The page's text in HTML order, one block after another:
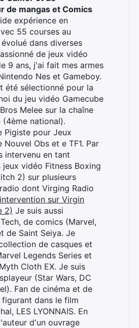
de mangas et Comics
expérience en
55 courses au
dans diverses
de jeux vidéo
9 ans, j'ai fait mes armes
Nes et Gameboy.
été sélectionné pour la
du jeu vidéo Gamecube
Melee sur la chaîne
(4ème national).
Pigiste pour Jeux
Nouvel Obs et e TF1. Par
intervenu en tant
vidéo Fitness Boxing
2) sur plusieurs
dont Virging Radio
sur Virgin
2) Je suis aussi
de comics (Marvel,
de Saint Seiya. Je
de casques et
Legends Series et
Cloth EX. Je suis
(Star Wars, DC
Fan de cinéma et de
figurant dans le film
LES LYONNAIS. En
d'un ouvrage